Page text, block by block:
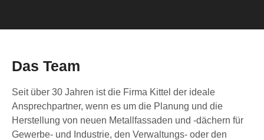
Das Team
Seit über 30 Jahren ist die Firma Kittel der ideale
Ansprechpartner, wenn es um die Planung und die
Herstellung von neuen Metallfassaden und -dächern für
Gewerbe- und Industrie, den Verwaltungs- oder den